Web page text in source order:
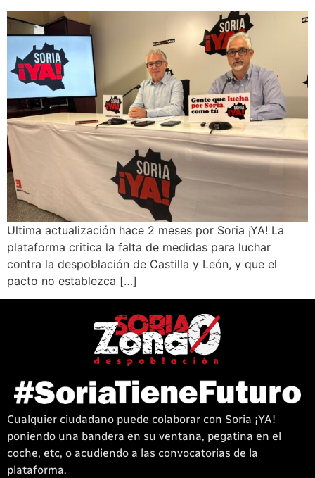
Ultima actualización hace 2 meses por Soria ¡YA! La
plataforma critica la falta de medidas para luchar
contra la despoblación de Castilla y León, y que el
pacto no establezca […]
Cualquier ciudadano puede colaborar con Soria ¡YA!
poniendo una bandera en su ventana, pegatina en el
coche, etc, o acudiendo a las convocatorias de la
plataforma.